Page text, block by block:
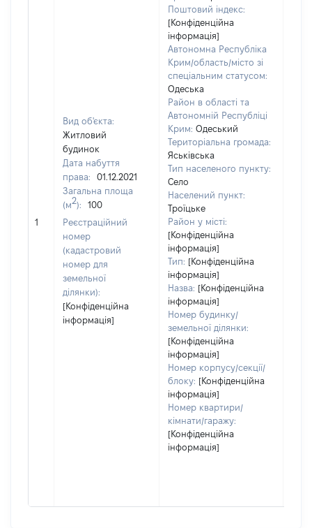
1
Вид об'єкта:
Житловий
будинок
Дата набуття
права:
01.12.2021
Загальна площа
(м2):
100
Реєстраційний
номер
(кадастровий
номер для
земельної
ділянки):
[Конфіденційна
інформація]
Поштовий індекс:
[Конфіденційна
інформація]
Автономна Республіка
Крим/область/місто зі
спеціальним статусом:
Одеська
Район в області та
Автономній Республіці
Крим: Одеський
Територіальна громада:
Яськівська
Тип населеного пункту:
Село
Населений пункт:
Троїцьке
Район у місті:
[Конфіденційна
інформація]
Тип: [Конфіденційна
інформація]
Назва: [Конфіденційна
інформація]
Номер будинку/
земельної ділянки:
[Конфіденційна
інформація]
Номер корпусу/секції/
блоку: [Конфіденційна
інформація]
Номер квартири/
кімнати/гаражу:
[Конфіденційна
інформація]